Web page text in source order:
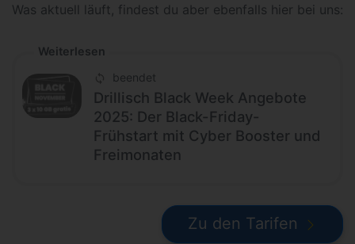
Was aktuell läuft, findest du aber ebenfalls hier bei uns:
Weiterlesen
beendet
Drillisch Black Week Angebote
2025: Der Black-Friday-
Frühstart mit Cyber Booster und
Freimonaten
Zu den Tarifen